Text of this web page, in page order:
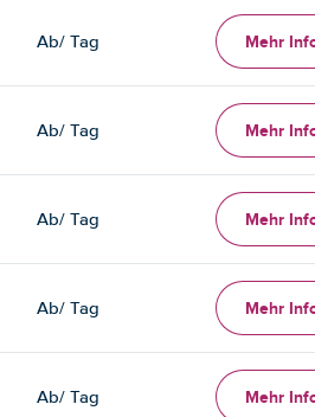
Ab/ Tag Mehr
Ab/ Tag Mehr
Ab/ Tag Mehr
Ab/ Tag Mehr
Ab/ Tag Mehr